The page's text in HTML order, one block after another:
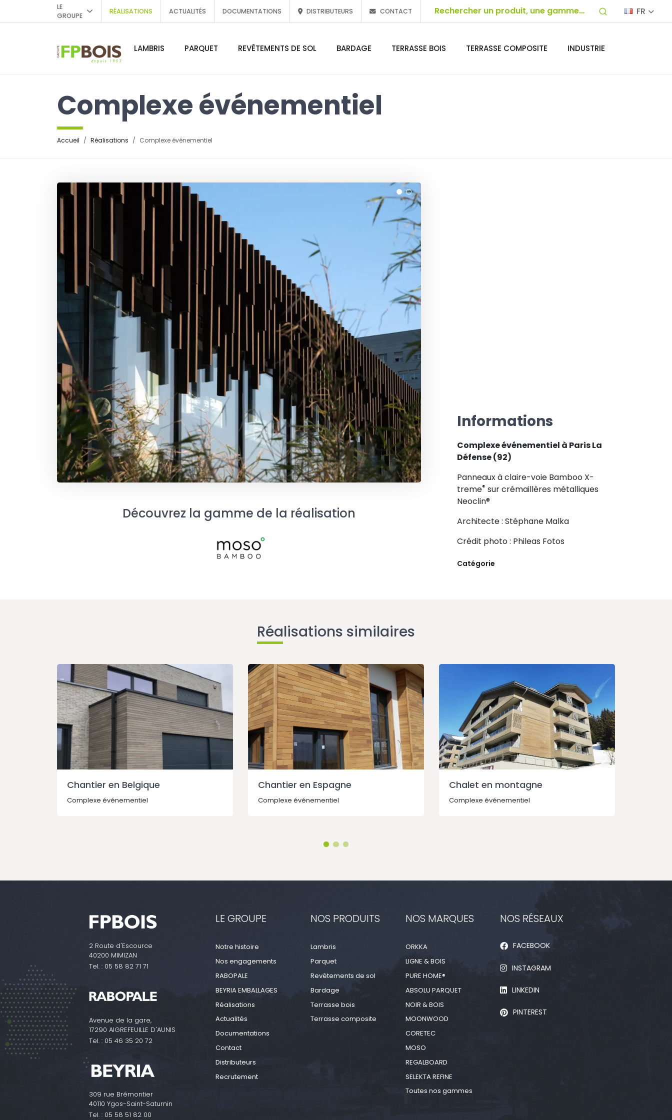
LE
GROUPE
RÉALISATIONS ACTUALITÉS DOCUMENTATIONS DISTRIBUTEURS CONTACT FR
LAMBRIS PARQUET REVÊTEMENTS DE SOL BARDAGE TERRASSE BOIS TERRASSE COMPOSITE INDUSTRIE
Complexe événementiel
Accueil Réalisations Complexe événementiel
Découvrez la gamme de la réalisation
Informations
Complexe événementiel à Paris La
Défense (92)
Panneaux à claire-voie Bamboo X-
treme® sur crémaillères métalliques
Neoclin®
Architecte : Stéphane Malka
Crédit photo : Phileas Fotos
Catégorie
Réalisations similaires
Chantier en Belgique
Complexe événementiel
Chantier en Espagne
Complexe événementiel
Chalet en montagne
Complexe événementiel
2 Route d'Escource
40200 MIMIZAN
Tel. : 05 58 82 71 71
Avenue de la gare,
17290 AIGREFEUILLE D'AUNIS
Tel. : 05 46 35 20 72
309 rue Brémontier
40110 Ygos-Saint-Saturnin
Tel. : 05 58 51 82 00
LE GROUPE
Notre histoire
Nos engagements
RABOPALE
BEYRIA EMBALLAGES
Réalisations
Actualités
Documentations
Contact
Distributeurs
Recrutement
NOS PRODUITS
Lambris
Parquet
Revêtements de sol
Bardage
Terrasse bois
Terrasse composite
NOS MARQUES
ORKKA
LIGNE & BOIS
PURE HOME®
ABSOLU PARQUET
NOIR & BOIS
MOONWOOD
CORETEC
MOSO
REGALBOARD
SELEKTA REFINE
Toutes nos gammes
NOS RÉSEAUX
FACEBOOK
INSTAGRAM
LINKEDIN
PINTEREST